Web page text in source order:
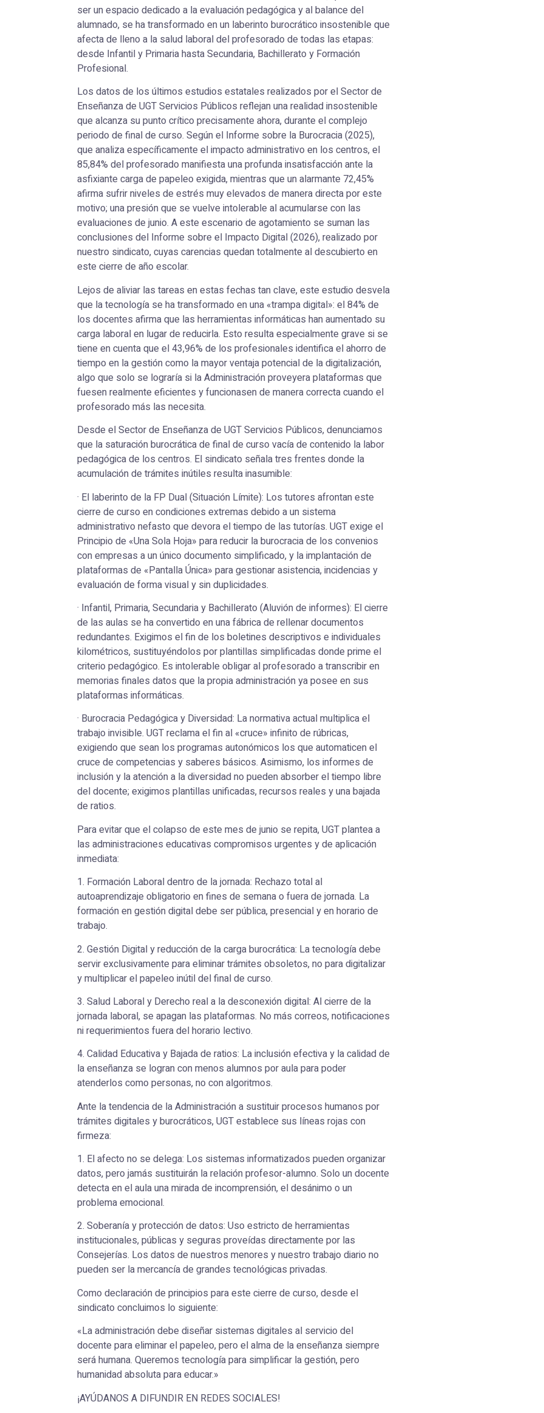
ser un espacio dedicado a la evaluación pedagógica y al balance del
alumnado, se ha transformado en un laberinto burocrático insostenible que
afecta de lleno a la salud laboral del profesorado de todas las etapas:
desde Infantil y Primaria hasta Secundaria, Bachillerato y Formación
Profesional.
Los datos de los últimos estudios estatales realizados por el Sector de
Enseñanza de UGT Servicios Públicos reflejan una realidad insostenible
que alcanza su punto crítico precisamente ahora, durante el complejo
periodo de final de curso. Según el Informe sobre la Burocracia (2025),
que analiza específicamente el impacto administrativo en los centros, el
85,84% del profesorado manifiesta una profunda insatisfacción ante la
asfixiante carga de papeleo exigida, mientras que un alarmante 72,45%
afirma sufrir niveles de estrés muy elevados de manera directa por este
motivo; una presión que se vuelve intolerable al acumularse con las
evaluaciones de junio. A este escenario de agotamiento se suman las
conclusiones del Informe sobre el Impacto Digital (2026), realizado por
nuestro sindicato, cuyas carencias quedan totalmente al descubierto en
este cierre de año escolar.
Lejos de aliviar las tareas en estas fechas tan clave, este estudio desvela
que la tecnología se ha transformado en una «trampa digital»: el 84% de
los docentes afirma que las herramientas informáticas han aumentado su
carga laboral en lugar de reducirla. Esto resulta especialmente grave si se
tiene en cuenta que el 43,96% de los profesionales identifica el ahorro de
tiempo en la gestión como la mayor ventaja potencial de la digitalización,
algo que solo se lograría si la Administración proveyera plataformas que
fuesen realmente eficientes y funcionasen de manera correcta cuando el
profesorado más las necesita.
Desde el Sector de Enseñanza de UGT Servicios Públicos, denunciamos
que la saturación burocrática de final de curso vacía de contenido la labor
pedagógica de los centros. El sindicato señala tres frentes donde la
acumulación de trámites inútiles resulta inasumible:
· El laberinto de la FP Dual (Situación Límite): Los tutores afrontan este
cierre de curso en condiciones extremas debido a un sistema
administrativo nefasto que devora el tiempo de las tutorías. UGT exige el
Principio de «Una Sola Hoja» para reducir la burocracia de los convenios
con empresas a un único documento simplificado, y la implantación de
plataformas de «Pantalla Única» para gestionar asistencia, incidencias y
evaluación de forma visual y sin duplicidades.
· Infantil, Primaria, Secundaria y Bachillerato (Aluvión de informes): El cierre
de las aulas se ha convertido en una fábrica de rellenar documentos
redundantes. Exigimos el fin de los boletines descriptivos e individuales
kilométricos, sustituyéndolos por plantillas simplificadas donde prime el
criterio pedagógico. Es intolerable obligar al profesorado a transcribir en
memorias finales datos que la propia administración ya posee en sus
plataformas informáticas.
· Burocracia Pedagógica y Diversidad: La normativa actual multiplica el
trabajo invisible. UGT reclama el fin al «cruce» infinito de rúbricas,
exigiendo que sean los programas autonómicos los que automaticen el
cruce de competencias y saberes básicos. Asimismo, los informes de
inclusión y la atención a la diversidad no pueden absorber el tiempo libre
del docente; exigimos plantillas unificadas, recursos reales y una bajada
de ratios.
Para evitar que el colapso de este mes de junio se repita, UGT plantea a
las administraciones educativas compromisos urgentes y de aplicación
inmediata:
1. Formación Laboral dentro de la jornada: Rechazo total al
autoaprendizaje obligatorio en fines de semana o fuera de jornada. La
formación en gestión digital debe ser pública, presencial y en horario de
trabajo.
2. Gestión Digital y reducción de la carga burocrática: La tecnología debe
servir exclusivamente para eliminar trámites obsoletos, no para digitalizar
y multiplicar el papeleo inútil del final de curso.
3. Salud Laboral y Derecho real a la desconexión digital: Al cierre de la
jornada laboral, se apagan las plataformas. No más correos, notificaciones
ni requerimientos fuera del horario lectivo.
4. Calidad Educativa y Bajada de ratios: La inclusión efectiva y la calidad de
la enseñanza se logran con menos alumnos por aula para poder
atenderlos como personas, no con algoritmos.
Ante la tendencia de la Administración a sustituir procesos humanos por
trámites digitales y burocráticos, UGT establece sus líneas rojas con
firmeza:
1. El afecto no se delega: Los sistemas informatizados pueden organizar
datos, pero jamás sustituirán la relación profesor-alumno. Solo un docente
detecta en el aula una mirada de incomprensión, el desánimo o un
problema emocional.
2. Soberanía y protección de datos: Uso estricto de herramientas
institucionales, públicas y seguras proveídas directamente por las
Consejerías. Los datos de nuestros menores y nuestro trabajo diario no
pueden ser la mercancía de grandes tecnológicas privadas.
Como declaración de principios para este cierre de curso, desde el
sindicato concluimos lo siguiente:
«La administración debe diseñar sistemas digitales al servicio del
docente para eliminar el papeleo, pero el alma de la enseñanza siempre
será humana. Queremos tecnología para simplificar la gestión, pero
humanidad absoluta para educar.»
¡AYÚDANOS A DIFUNDIR EN REDES SOCIALES!